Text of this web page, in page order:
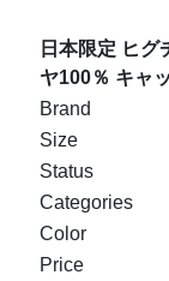
日本限定 ヒグ
ヤ100％ キャ
Brand
Size
Status
Categories
Color
Price